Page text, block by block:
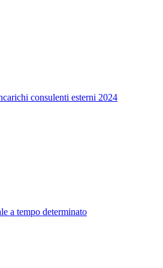
consulenti esterni 2024
a tempo determinato